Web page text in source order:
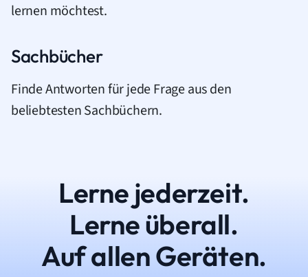
lernen möchtest.
Sachbücher
Finde Antworten für jede Frage aus den
beliebtesten Sachbüchern.
Lerne jederzeit.
Lerne überall.
Auf allen Geräten.